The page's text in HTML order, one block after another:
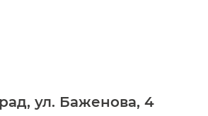
ул. Баженова, 4